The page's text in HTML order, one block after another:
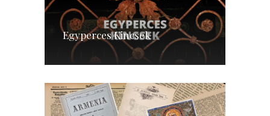
Egyperces Kincsek